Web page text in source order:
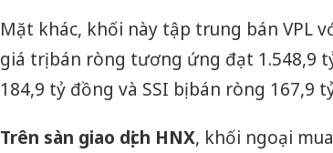
Mặt khác, khối này tập trung bán VPL
giá trị bán ròng tương ứng đạt 1.548,9
184,9 tỷ đồng và SSI bị bán ròng 167,9
Trên sàn giao dịch HNX, khối ngoại